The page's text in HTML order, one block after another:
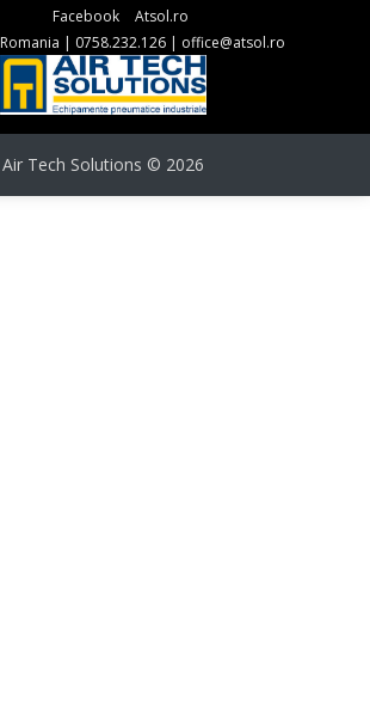
Facebook
Atsol.ro
Romania | 0758.232.126| office@atsol.ro
Air Tech Solutions © 2026